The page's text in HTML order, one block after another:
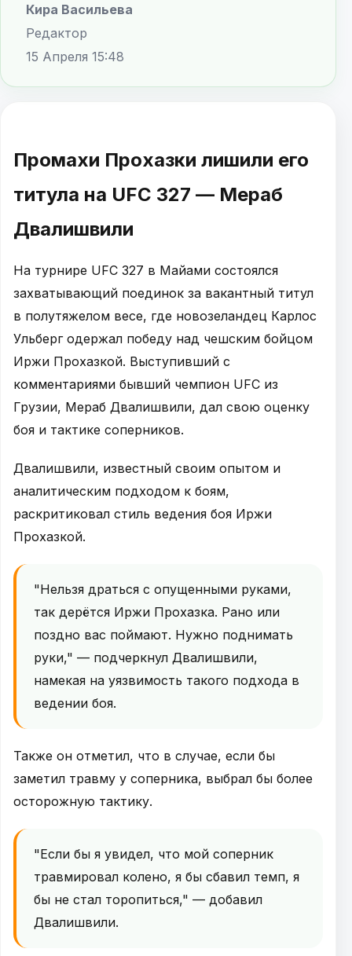
Кира Васильева
Редактор
15 Апреля 15:48
Промахи Прохазки лишили его
титула на UFC 327 — Мераб
Двалишвили
На турнире UFC 327 в Майами состоялся
захватывающий поединок за вакантный титул
в полутяжелом весе, где новозеландец Карлос
Ульберг одержал победу над чешским бойцом
Иржи Прохазкой. Выступивший с
комментариями бывший чемпион UFC из
Грузии, Мераб Двалишвили, дал свою оценку
боя и тактике соперников.
Двалишвили, известный своим опытом и
аналитическим подходом к боям,
раскритиковал стиль ведения боя Иржи
Прохазкой.
"Нельзя драться с опущенными руками,
так дерётся Иржи Прохазка. Рано или
поздно вас поймают. Нужно поднимать
руки," — подчеркнул Двалишвили,
намекая на уязвимость такого подхода в
ведении боя.
Также он отметил, что в случае, если бы
заметил травму у соперника, выбрал бы более
осторожную тактику.
"Если бы я увидел, что мой соперник
травмировал колено, я бы сбавил темп, я
бы не стал торопиться," — добавил
Двалишвили.